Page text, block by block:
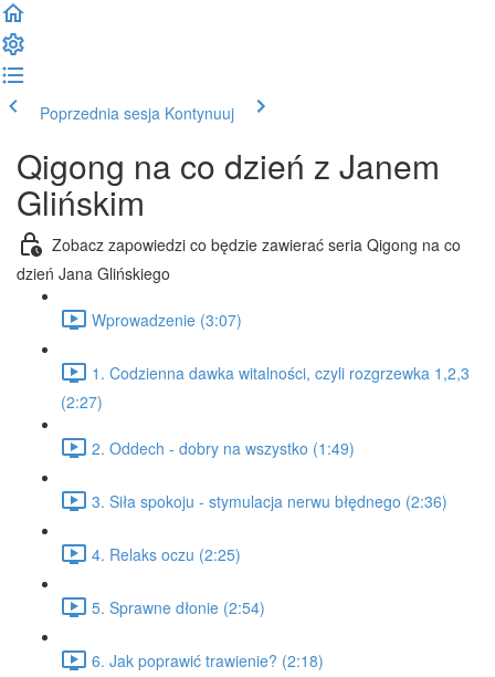
Poprzednia sesja Kontynuuj
Qigong na co dzień z Janem
Glińskim
Zobacz zapowiedzi co będzie zawierać seria Qigong na co
dzień Jana Glińskiego
Wprowadzenie (3:07)
1. Codzienna dawka witalności, czyli rozgrzewka 1,2,3
(2:27)
2. Oddech - dobry na wszystko (1:49)
3. Siła spokoju - stymulacja nerwu błędnego (2:36)
4. Relaks oczu (2:25)
5. Sprawne dłonie (2:54)
6. Jak poprawić trawienie? (2:18)